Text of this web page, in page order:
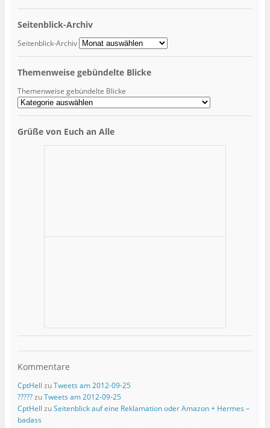
Seitenblick-Archiv
Seitenblick-Archiv
Themenweise gebündelte Blicke
Themenweise gebündelte Blicke
Grüße von Euch an Alle
Kommentare
CptHell zuTweets am 2012-09-25
?????zuTweets am 2012-09-25
CptHell zuSeitenblick auf eine Reklamation oder Amazon + Hermes –
badass